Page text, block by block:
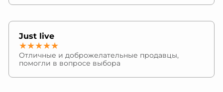
Just live
★★★★★
Отличные и доброжелательные продавцы,
помогли в вопросе выбора